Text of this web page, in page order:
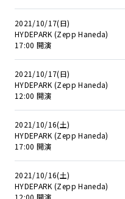
2021/10/17(日)
HYDEPARK (Zepp Haneda)
17:00 開演
2021/10/17(日)
HYDEPARK (Zepp Haneda)
12:00 開演
2021/10/16(土)
HYDEPARK (Zepp Haneda)
17:00 開演
2021/10/16(土)
HYDEPARK (Zepp Haneda)
12:00 開演